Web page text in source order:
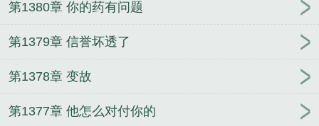
权力医途TXT百度 权力医途林凡最新章节更新查询
文免费阅读 权力医途林凡免费阅读全文
权力医途林
叶凌冰感情线
权力医途百度百
力医途免费阅读
权力医途txt
权力仕途全文免费阅
第1380章 你的药有问题
第1379章 信誉坏透了
第1378章 变故
第1377章 他怎么对付你的